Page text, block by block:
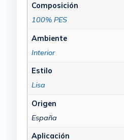
Composición
100% PES
Ambiente
Interior
Estilo
Lisa
Origen
España
Aplicación